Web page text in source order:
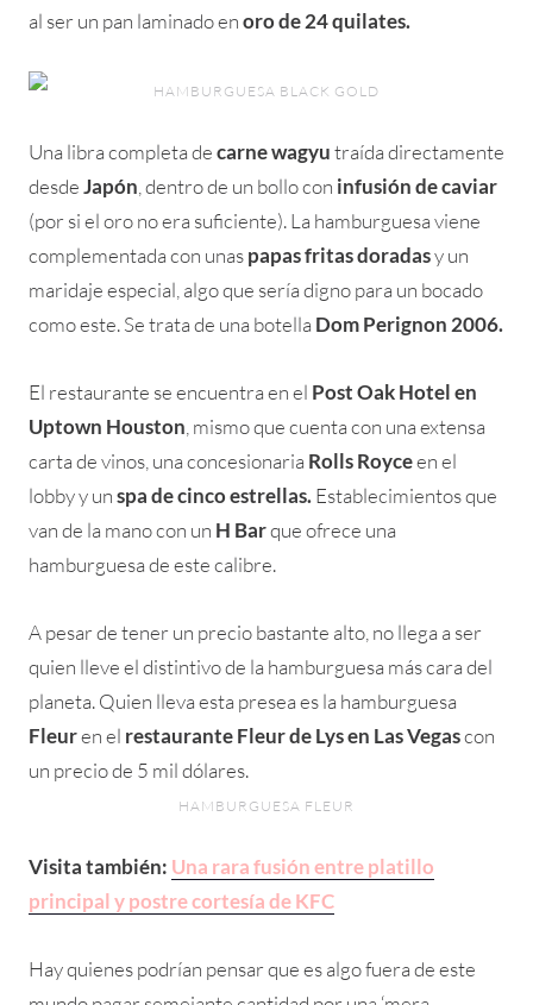
al ser un pan laminado enoro de 24 quilates.
HAMBURGUESA BLACK GOLD
Una libra completa decarne wagyutraída directamente
desdeJapón , dentro de un bollo con infusión de caviar
(por si el oro no era suficiente). La hamburguesa viene
complementada con unaspapas fritas doradasy un
maridaje especial, algo que sería digno para un bocado
como este. Se trata de una botella Dom Perignon 2006.
El restaurante se encuentra en el Post Oak Hotel en
Uptown Houston , mismo que cuenta con una extensa
carta de vinos, una concesionaria Rolls Royceen el
lobby y unspa de cinco estrellas.Establecimientos que
van de la mano con un H Barque ofrece una
hamburguesa de este calibre.
A pesar de tener un precio bastante alto, no llega a ser
quien lleve el distintivo de la hamburguesa más cara del
planeta. Quien lleva esta presea es la hamburguesa
Fleuren el restaurante Fleur de Lys en Las Vegascon
un precio de 5 mil dólares.
HAMBURGUESA FLEUR
Visita también: Una rara fusión entre platillo
principal y postre cortesía de KFC
Hay quienes podrían pensar que es algo fuera de este